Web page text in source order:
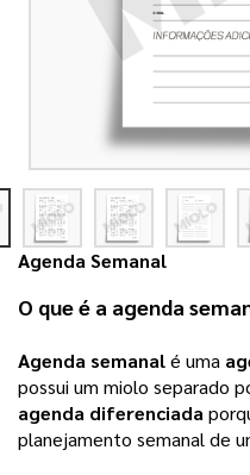
Agenda Semanal
O que é a agenda
Agenda semanal é uma
agenda diferenciada
planejamento semanal de